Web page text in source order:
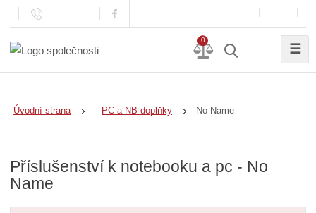
0
☰
Úvodní strana PC a NB doplňky No Name
Příslušenství k notebooku a pc - No
Name